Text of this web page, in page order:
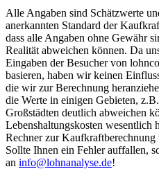
Alle Angaben sind Schätzwerte
anerkannten Standard der
dass alle Angaben ohne Gewähr
Realität abweichen können. Da
Eingaben der Besucher von
basieren, haben wir keinen
die wir zur Berechnung
die Werte in einigen Gebieten,
Großstädten deutlich abweichen
Lebenshaltungskosten wesentlich
Rechner zur
Sollte Ihnen ein Fehler auffallen,
an info@lohnanalyse.de!